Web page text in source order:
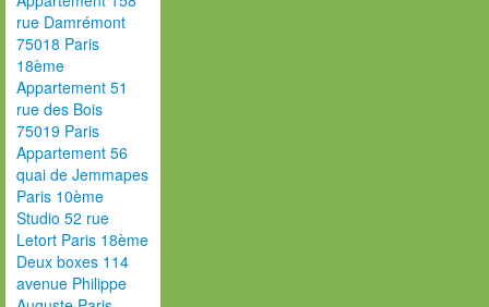
rue Damrémont
75018 Paris
18ème
Appartement 51
rue des Bois
75019 Paris
Appartement 56
quai de Jemmapes
Paris 10ème
Studio 52 rue
Letort Paris 18ème
Deux boxes 114
avenue Philippe